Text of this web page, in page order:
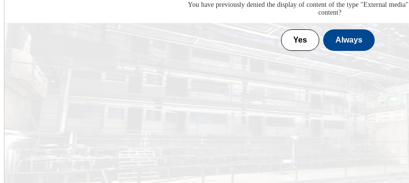
You have previously denied the display of content of the type "External media
content?
Yes Always